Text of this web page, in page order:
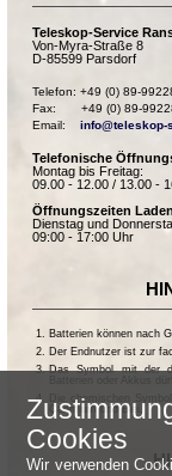
Teleskop-Service
Von-Myra-Straße 8
D-85599 Parsdorf
Telefon: +49 (0) 89-
Fax:       +49 (0) 89-
Email: info@teleskop-
Telefonische
Montag bis Freitag:
09.00 - 12.00 / 13.00 -
Öffnungszeiten
Dienstag und
09:00 - 17:00 Uhr
Batterien können nach
Der Endnutzer ist zur
Das Symbol mit der
Die chemischen
Cadmium und Blei.
Cookies
Wir verwenden